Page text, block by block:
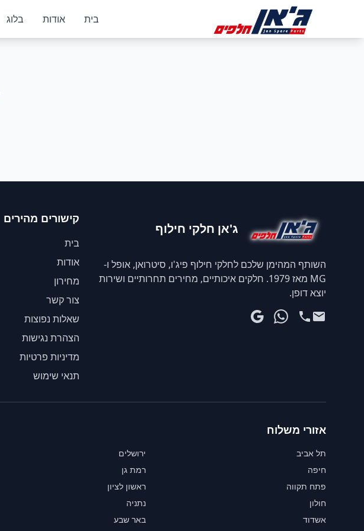
בית
אודות בלוג
ג'אן חלקי חילוף
השותף המהימן שלכם לחלקי חילוף פיג'ו, סיטרואן, אופל ו-
MG מאז 1979. חלקים איכותיים, מחירים תחרותיים ושירות
יוצא דופן.
קישורים מהירים
בית
אודות
מחירון
צור קשר
שאלות נפוצות
הצהרת נגישות
מדיניות פרטיות
תנאי שימוש
אזורי משלוח
תל אביב
ירושלים
חיפה
רמת גן
פתח תקווה
ראשון לציון
חולון
נתניה
אשדוד
באר שבע